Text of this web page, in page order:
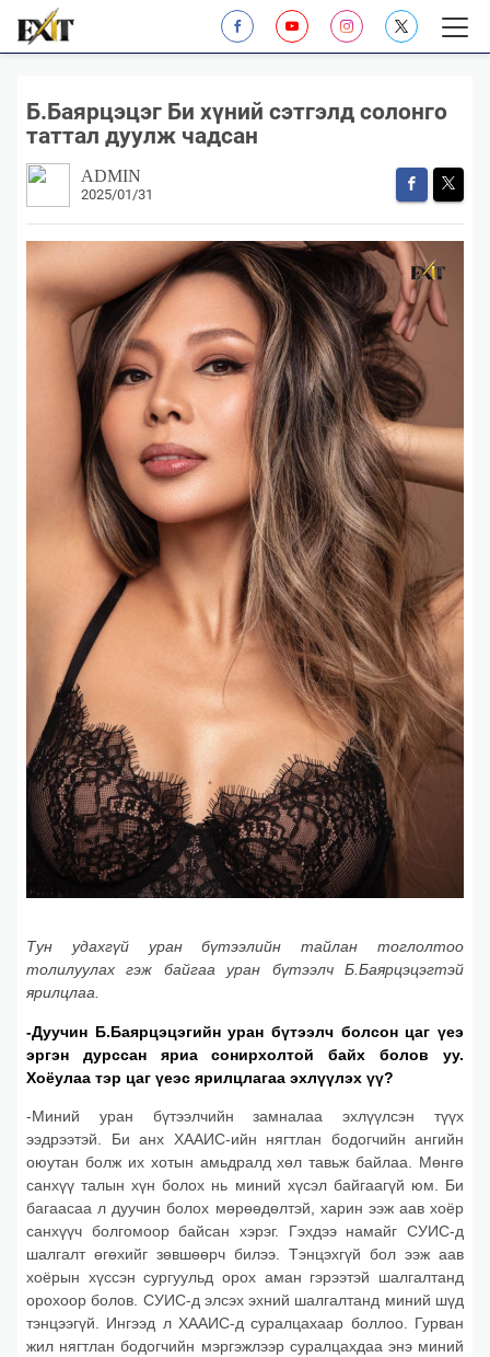
Б.Баярцэцэг Би хүний сэтгэлд солонго
таттал дуулж чадсан
ADMIN
2025/01/31
Тун удахгүй уран бүтээлийн тайлан тоглолтоо
толилуулах гэж байгаа уран бүтээлч Б.Баярцэцэгтэй
ярилцлаа.
-Дуучин Б.Баярцэцэгийн уран бүтээлч болсон цаг үеэ
эргэн дурссан яриа сонирхолтой байх болов уу.
Хоёулаа тэр цаг үеэс ярилцлагаа эхлүүлэх үү?
-Миний уран бүтээлчийн замналаа эхлүүлсэн түүх
ээдрээтэй. Би анх ХААИС-ийн нягтлан бодогчийн ангийн
оюутан болж их хотын амьдралд хөл тавьж байлаа. Мөнгө
санхүү талын хүн болох нь миний хүсэл байгаагүй юм. Би
багаасаа л дуучин болох мөрөөдөлтэй, харин ээж аав хоёр
санхүүч болгомоор байсан хэрэг. Гэхдээ намайг СУИС-д
шалгалт өгөхийг зөвшөөрч билээ. Тэнцэхгүй бол ээж аав
хоёрын хүссэн сургуульд орох аман гэрээтэй шалгалтанд
орохоор болов. СУИС-д элсэх эхний шалгалтанд миний шүд
тэнцээгүй. Ингээд л ХААИС-д суралцахаар боллоо. Гурван
жил нягтлан бодогчийн мэргэжлээр суралцахдаа энэ миний